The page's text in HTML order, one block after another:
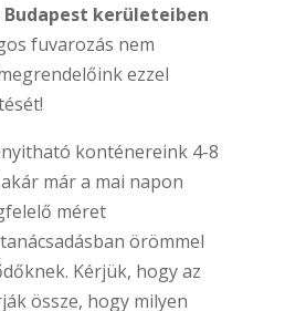
Budapest kerületeiben
fuvarozás nem
ezzel
konténereink 4-8
már a mai napon
méret
örömmel
Kérjük, hogy az
össze, hogy milyen